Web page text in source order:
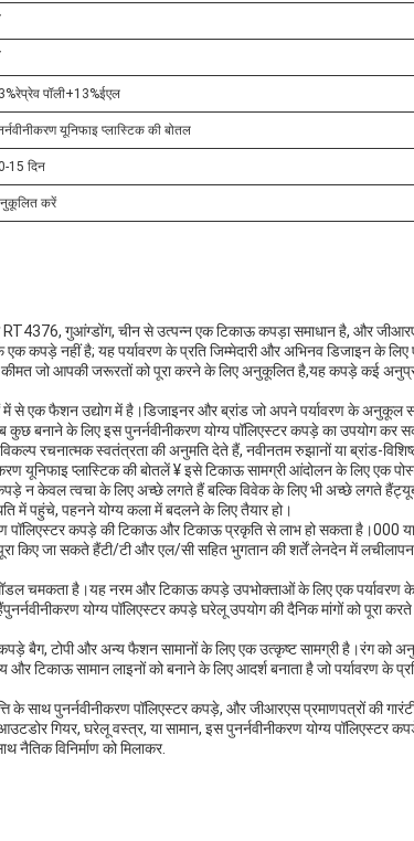
पॉली+13%ईएल
यूनिफाइ प्लास्टिक की बोतल
15 दिन
करें
गुआंग्डोंग, चीन से उत्पन्न एक टिकाऊ कपड़ा समाधान है, और जीआरएस
एक कपड़े नहीं है; यह पर्यावरण के प्रति जिम्मेदारी और अभिनव डिजाइन के
कीमत जो आपकी जरूरतों को पूरा करने के लिए अनुकूलित है,यह कपड़े कई
में से एक फैशन उद्योग में है।डिजाइनर और ब्रांड जो अपने पर्यावरण के
बनाने के लिए इस पुनर्नवीनीकरण योग्य पॉलिएस्टर कपड़े का उपयोग कर
रचनात्मक स्वतंत्रता की अनुमति देते हैं, नवीनतम रुझानों या ब्रांड-
यूनिफाइ प्लास्टिक की बोतलें ¥ इसे टिकाऊ सामग्री आंदोलन के लिए एक
न केवल त्वचा के लिए अच्छे लगते हैं बल्कि विवेक के लिए भी अच्छे लगते
में पहुंचे, पहनने योग्य कला में बदलने के लिए तैयार हो।
पॉलिएस्टर कपड़े की टिकाऊ और टिकाऊ प्रकृति से लाभ हो सकता है।000
पूरा किए जा सकते हैंटी/टी और एल/सी सहित भुगतान की शर्तें लेनदेन में
चमकता है।यह नरम और टिकाऊ कपड़े उपभोक्ताओं के लिए एक पर्यावरण के
योग्य पॉलिएस्टर कपड़े घरेलू उपयोग की दैनिक मांगों को पूरा
कपड़े बैग, टोपी और अन्य फैशन सामानों के लिए एक उत्कृष्ट सामग्री है।रंग को
और टिकाऊ सामान लाइनों को बनाने के लिए आदर्श बनाता है जो पर्यावरण के
के साथ पुनर्नवीनीकरण पॉलिएस्टर कपड़े, और जीआरएस प्रमाणपत्रों की
गियर, घरेलू वस्त्र, या सामान, इस पुनर्नवीनीकरण योग्य पॉलिएस्टर कपड़े
नैतिक विनिर्माण को मिलाकर.